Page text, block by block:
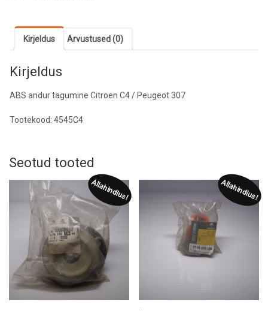
Kirjeldus Arvustused (0)
Kirjeldus
ABS andur tagumine Citroen C4 / Peugeot 307
Tootekood: 4545C4
Seotud tooted
Allahindlus! Allahindlus!